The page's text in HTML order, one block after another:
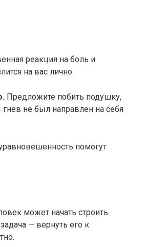
реакция на боль и
на вас лично.​
Предложите побить подушку,
гнев не был направлен на себя
помогут
может начать строить
— вернуть его к